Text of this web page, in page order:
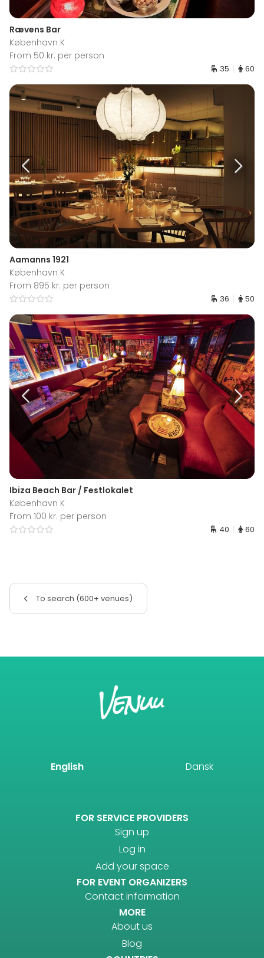
Rævens Bar
København K
From 50 kr. per person
35 60
Aamanns 1921
København K
From 895 kr. per person
36 50
Ibiza Beach Bar / Festlokalet
København K
From 100 kr. per person
40 60
To search (600+ venues)
English Dansk
FOR SERVICE PROVIDERS
Sign up
Log in
Add your space
FOR EVENT ORGANIZERS
Contact information
MORE
About us
Blog